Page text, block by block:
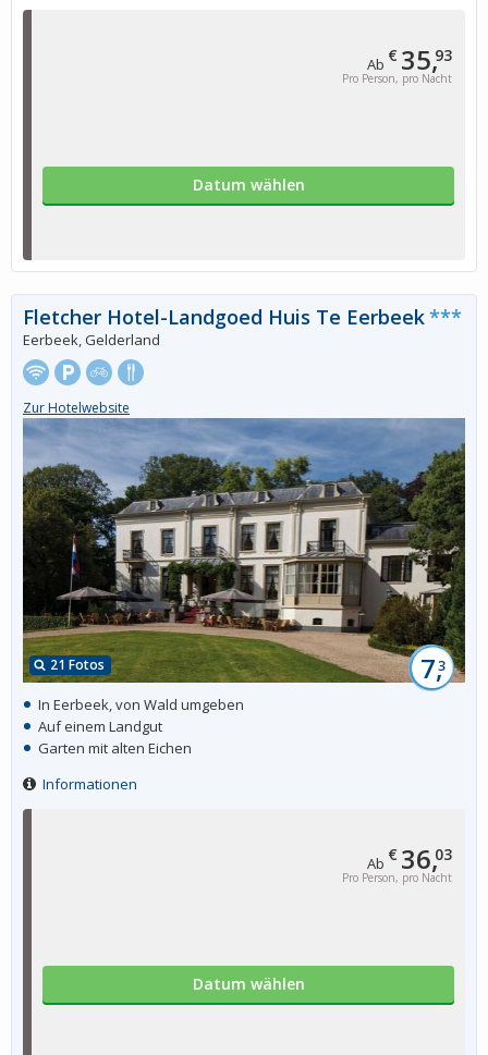
Ab € 35,93
Pro Person, pro Nacht
Datum wählen
Ab € 36,03
Pro Person, pro Nacht
Datum wählen
21 Fotos 7,3
Fletcher Hotel-Landgoed Huis Te Eerbeek***
Eerbeek, Gelderland
Zur Hotelwebsite
In Eerbeek, von Wald umgeben
Auf einem Landgut
Garten mit alten Eichen
Informationen